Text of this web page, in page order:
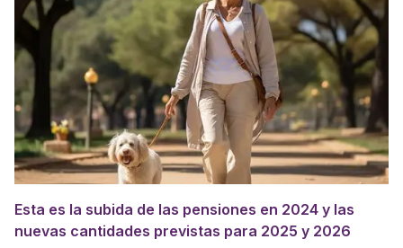
Esta es la subida de las pensiones en 2024 y las
nuevas cantidades previstas para 2025 y 2026